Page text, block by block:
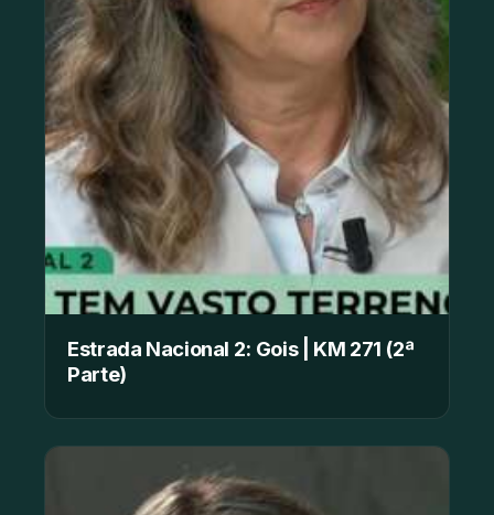
Estrada Nacional 2: Gois | KM 271 (2ª
Parte)